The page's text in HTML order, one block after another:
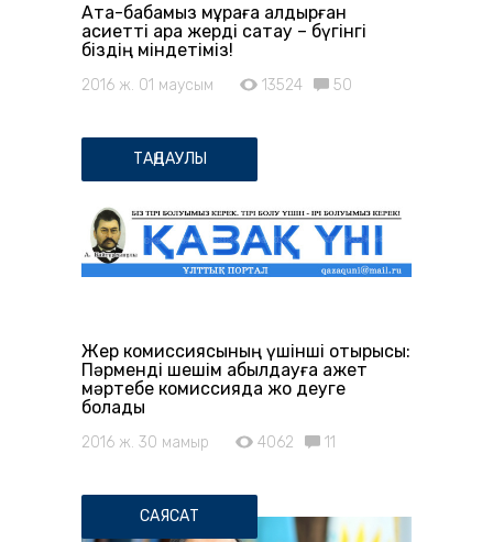
Ата-бабамыз мұраға қалдырған
қасиетті қара жерді сақтау – бүгінгі
біздің міндетіміз!
2016 ж. 01 маусым 13524 50
ТАҢДАУЛЫ
Жер комиссиясының үшінші отырысы:
Пәрменді шешім қабылдауға қажет
мәртебе комиссияда жоқ деуге
болады
2016 ж. 30 мамыр 4062 11
САЯСАТ